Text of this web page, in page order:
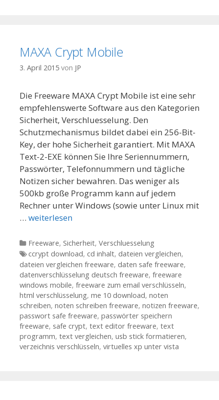
MAXA Crypt Mobile
3. April 2015 von JP
Die Freeware MAXA Crypt Mobile ist eine sehr
empfehlenswerte Software aus den Kategorien
Sicherheit, Verschluesselung. Den
Schutzmechanismus bildet dabei ein 256-Bit-
Key, der hohe Sicherheit garantiert. Mit MAXA
Text-2-EXE können Sie Ihre Seriennummern,
Passwörter, Telefonnummern und tägliche
Notizen sicher bewahren. Das weniger als
500kb große Programm kann auf jedem
Rechner unter Windows (sowie unter Linux mit
… weiterlesen
Kategorien
Freeware, Sicherheit, Verschluesselung
Tags
ccrypt download, cd inhalt, dateien vergleichen,
dateien vergleichen freeware, daten safe freeware,
datenverschlüsselung deutsch freeware, freeware
windows mobile, freeware zum email verschlüsseln,
html verschlüsselung, me 10 download, noten
schreiben, noten schreiben freeware, notizen freeware,
passwort safe freeware, passwörter speichern
freeware, safe crypt, text editor freeware, text
programm, text vergleichen, usb stick formatieren,
verzeichnis verschlüsseln, virtuelles xp unter vista